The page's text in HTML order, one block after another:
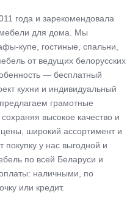
года и зарекомендовала
для дома. Мы
купе, гостиные, спальни,
от ведущих белорусских
— бесплатный
кухни и индивидуальный
грамотные
высокое качество и
широкий ассортимент и
у нас выгодной и
по всей Беларуси и
наличными, по
или кредит.